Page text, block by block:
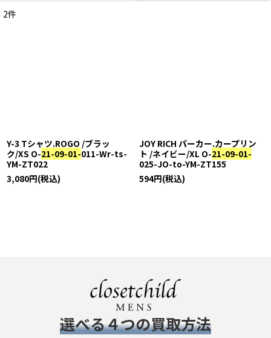
商品検索
絞り込む
2件
Y-3 Tシャツ.ROGO /ブラッ
ク/XS O-21-09-01-011-Wr-ts-
YM-ZT022
3,080円(税込)
JOY RICH パーカー.カープリン
ト /ネイビー/XL O-21-09-01-
025-JO-to-YM-ZT155
594円(税込)
​選べる４つの買取方法